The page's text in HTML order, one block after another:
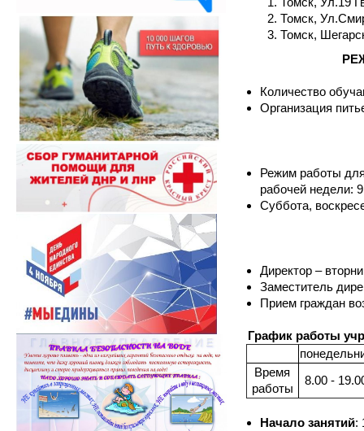
Томск,
Томск,
Количество
Организация
Режим работы для
рабочей недели:
Суббота,
Директор –
Заместитель
Прием граждан
График работы
Время
работы
8.00 -
Начало занятий: